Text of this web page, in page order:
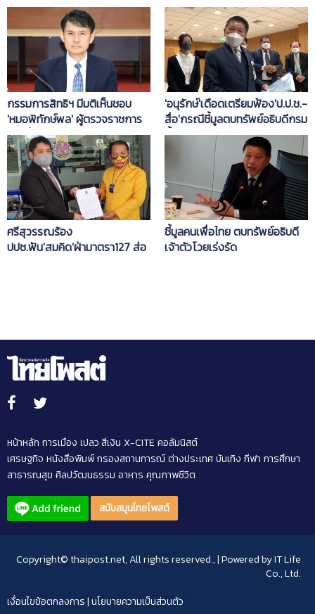
กรรมการสิทธิฯ มีมติเห็นชอบ
'หมอพิทักษ์พล' ผู้ตรวจราชการ
สธ. นั่งเลขาฯกสม.คนใหม่
'อนุรักษ์'เดือดเตรียมฟ้อง'ป.ป.ช.-
สื่อ'กรณีชี้มูลตบทรัพย์อธิบดีกรม
น้ำบาดาล
ศรีสุวรรณร้อง
ปปช.ฟัน'สมคิด'ฝ่ามาตรา127 ส่อ
ชี้มูลคนเพื่อไทย ตบทรัพย์อธิบดี
เจ้าตัวโวยเร่งรัด
หน้าหลัก การเมือง เปลว สีเงิน X-CITE คอลัมนิสต์
เศรษฐกิจ หนังสือพิมพ์กรองสถานการณ์ต่างประเทศบันเทิง กีฬา การศึกษา
สาธารณสุข ศิลปวัฒนธรรม อาหาร คุณภาพชีวิต
สนับสนุนไทยโพสต์
Copyright© thaipost.net, All rights reserved., | Powered byIT Life
Co., Ltd.
เงื่อนไขข้อตกลงการ|นโยบายความเป็นส่วนตัว